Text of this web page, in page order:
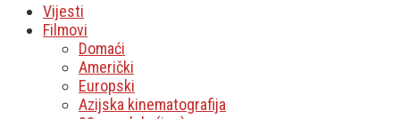
Vijesti
Filmovi
Domaći
Američki
Europski
Azijska kinematografija